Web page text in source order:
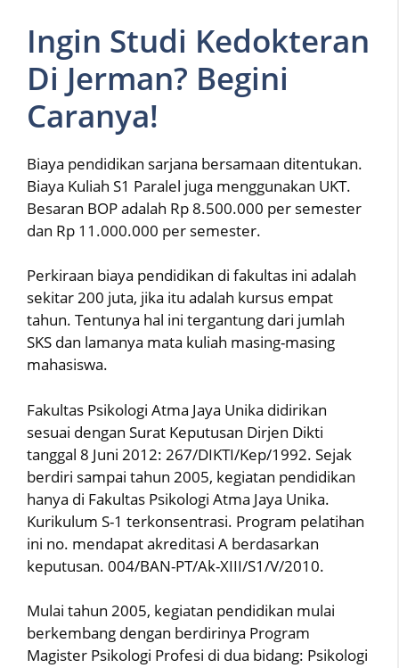
Ingin Studi Kedokteran
Di Jerman? Begini
Caranya!
Biaya pendidikan sarjana bersamaan ditentukan.
Biaya Kuliah S1 Paralel juga menggunakan UKT.
Besaran BOP adalah Rp 8.500.000 per semester
dan Rp 11.000.000 per semester.
Perkiraan biaya pendidikan di fakultas ini adalah
sekitar 200 juta, jika itu adalah kursus empat
tahun. Tentunya hal ini tergantung dari jumlah
SKS dan lamanya mata kuliah masing-masing
mahasiswa.
Fakultas Psikologi Atma Jaya Unika didirikan
sesuai dengan Surat Keputusan Dirjen Dikti
tanggal 8 Juni 2012: 267/DIKTI/Kep/1992. Sejak
berdiri sampai tahun 2005, kegiatan pendidikan
hanya di Fakultas Psikologi Atma Jaya Unika.
Kurikulum S-1 terkonsentrasi. Program pelatihan
ini no. mendapat akreditasi A berdasarkan
keputusan. 004/BAN-PT/Ak-XIII/S1/V/2010.
Mulai tahun 2005, kegiatan pendidikan mulai
berkembang dengan berdirinya Program
Magister Psikologi Profesi di dua bidang: Psikologi